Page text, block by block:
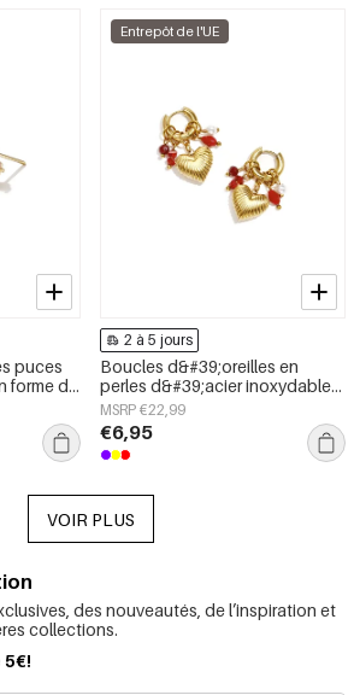
puces
forme de
Entrepôt de l'UE
2 à 5 jours
Boucles d&#39;oreilles en
perles d&#39;acier inoxydable
en forme de cœur, collection
Daily Simple, bijoux pour
femmes
MSRP €22,99
€6,95
VOIR PLUS
des nouveautés, de l’inspiration et
collections.
5€!